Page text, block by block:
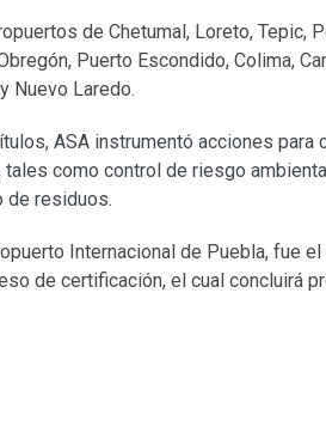
de Chetumal, Loreto, Tepic,
Puerto Escondido, Colima,
Nuevo Laredo.
ASA instrumentó acciones para
como control de riesgo
de residuos.
Internacional de Puebla, fue
de certificación, el cual concluirá